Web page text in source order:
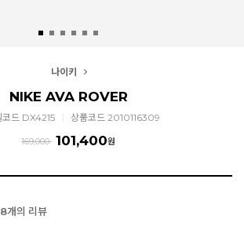
나이키
NIKE AVA ROVER
코드 DX4215 상품코드 2010116309
169,000 101,400원
개의 리뷰